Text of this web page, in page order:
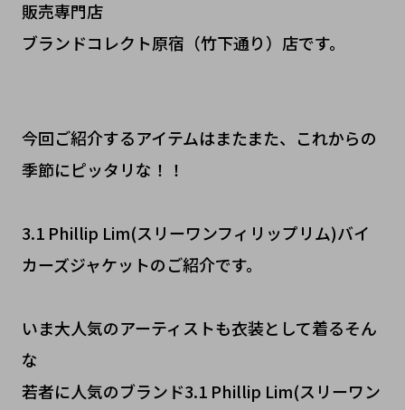
販売専門店
ブランドコレクト原宿（竹下通り）店です。
今回ご紹介するアイテムはまたまた、これからの
季節にピッタリな！！
3.1 Phillip Lim(スリーワンフィリップリム)バイ
カーズジャケットのご紹介です。
いま大人気のアーティストも衣装として着るそん
な
若者に人気のブランド3.1 Phillip Lim(スリーワン